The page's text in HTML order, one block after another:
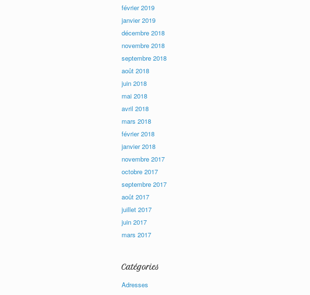
février 2019
janvier 2019
décembre 2018
novembre 2018
septembre 2018
août 2018
juin 2018
mai 2018
avril 2018
mars 2018
février 2018
janvier 2018
novembre 2017
octobre 2017
septembre 2017
août 2017
juillet 2017
juin 2017
mars 2017
Catégories
Adresses